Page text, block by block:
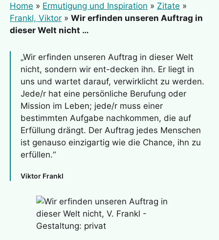
Home » Ermutigung und Inspiration » Zitate »
Frankl, Viktor » Wir erfinden unseren Auftrag in
dieser Welt nicht …
„Wir erfinden unseren Auftrag in dieser Welt
nicht, sondern wir ent-decken ihn. Er liegt in
uns und wartet darauf, verwirklicht zu werden.
Jede/r hat eine persönliche Berufung oder
Mission im Leben; jede/r muss einer
bestimmten Aufgabe nachkommen, die auf
Erfüllung drängt. Der Auftrag jedes Menschen
ist genauso einzigartig wie die Chance, ihn zu
erfüllen.“
Viktor Frankl